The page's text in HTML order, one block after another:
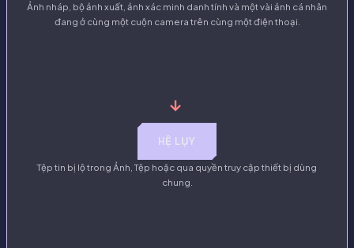
Ảnh nháp, bộ ảnh xuất, ảnh xác minh danh tính và một vài ảnh cá nhân
đang ở cùng một cuộn camera trên cùng một điện thoại.
→
HỆ LỤY
Tệp tin bị lộ trong Ảnh, Tệp hoặc qua quyền truy cập thiết bị dùng
chung.